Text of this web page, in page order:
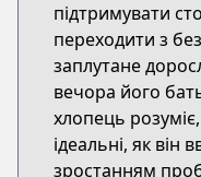
підтримувати
переходити з
заплутане
вечора його
хлопець
ідеальні, як він
зростанням